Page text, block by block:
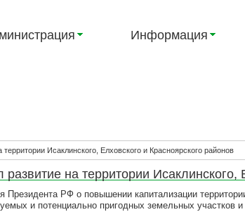
Информация
Исаклинского, Елховского и Красноярского районов
на территории Исаклинского,
РФ о повышении капитализации
и потенциально пригодных земельных участков